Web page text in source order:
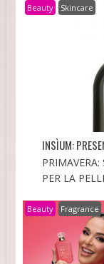
Beauty Skincare
INSÌUM:
PER LA
Beauty Fragrance